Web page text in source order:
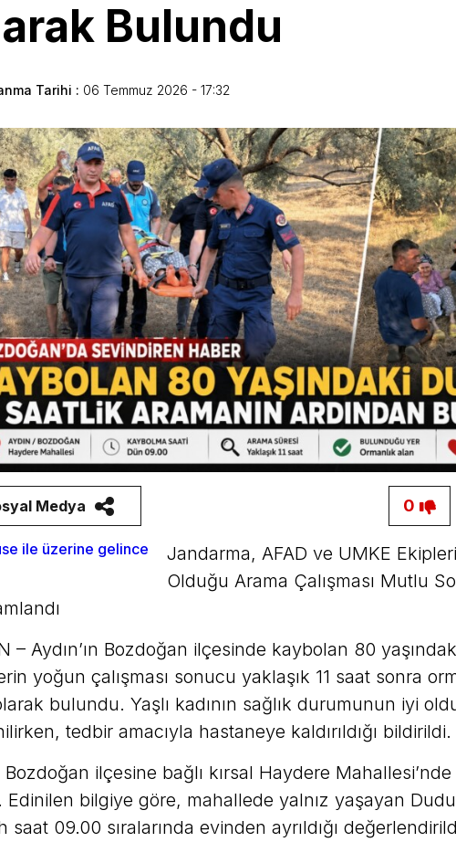
Bulundu
Tarihi : 06 Temmuz 2026 - 17:32
Medya 0
Jandarma, AFAD ve UMKE
Olduğu Arama Çalışması Mutlu
– Aydın’ın Bozdoğan ilçesinde kaybolan 80
yoğun çalışması sonucu yaklaşık 11 saat sonra
bulundu. Yaşlı kadının sağlık durumunun iyi
tedbir amacıyla hastaneye kaldırıldığı bildirildi.
Bozdoğan ilçesine bağlı kırsal Haydere
Edinilen bilgiye göre, mahallede yalnız yaşayan
saat 09.00 sıralarında evinden ayrıldığı